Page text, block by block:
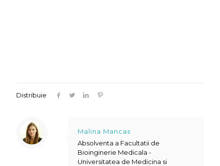
Distribuie
Malina Mancas
Absolventa a Facultatii de
Bioinginerie Medicala -
Universitatea de Medicina si